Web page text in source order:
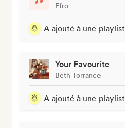
Efro
A ajouté à une playlist
Your Favourite
Beth Torrance
A ajouté à une playlist